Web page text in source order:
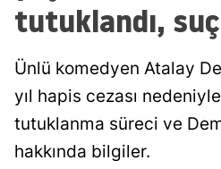
tutuklandı,
Ünlü komedyen Atalay
yıl hapis cezası
tutuklanma süreci ve
hakkında bilgiler.